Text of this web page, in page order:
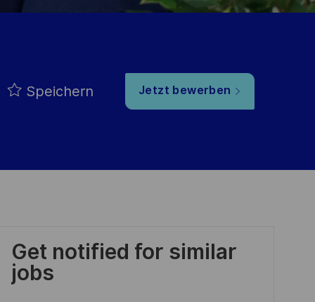
Speichern Jetzt bewerben
Get notified for similar
jobs